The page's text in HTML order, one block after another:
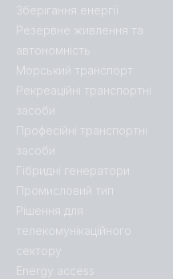
Зберігання енергії
Резервне живлення та
автономність
Морський транспорт
Рекреаційні транспортні
засоби
Професійні транспортні
засоби
Гібридні генератори
Промисловий тип
Рішення для
телекомунікаційного
сектору
Energy access